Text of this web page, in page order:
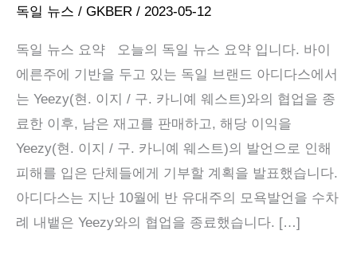
독일 뉴스 / GKBER / 2023-05-12
독일 뉴스 요약 오늘의 독일 뉴스 요약 입니다. 바이
에른주에 기반을 두고 있는 독일 브랜드 아디다스에서
는 Yeezy(현. 이지 / 구. 카니예 웨스트)와의 협업을 종
료한 이후, 남은 재고를 판매하고, 해당 이익을
Yeezy(현. 이지 / 구. 카니예 웨스트)의 발언으로 인해
피해를 입은 단체들에게 기부할 계획을 발표했습니다.
아디다스는 지난 10월에 반 유대주의 모욕발언을 수차
례 내뱉은 Yeezy와의 협업을 종료했습니다. […]